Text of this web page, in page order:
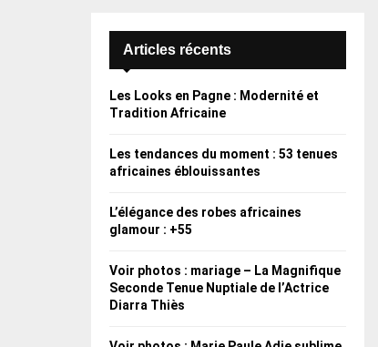
Articles récents
Les Looks en Pagne : Modernité et
Tradition Africaine
Les tendances du moment : 53 tenues
africaines éblouissantes
L’élégance des robes africaines
glamour : +55
Voir photos : mariage – La Magnifique
Seconde Tenue Nuptiale de l’Actrice
Diarra Thiès